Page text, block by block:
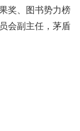
奖、图书势力榜
会副主任，茅盾